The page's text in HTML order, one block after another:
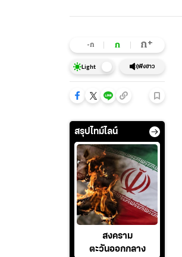
-ก ก ก+
Light ฟังข่าว
สรุปไทม์ไลน์
สงคราม
ตะวันออกกลาง